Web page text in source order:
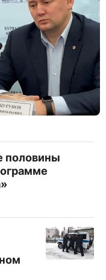
половины